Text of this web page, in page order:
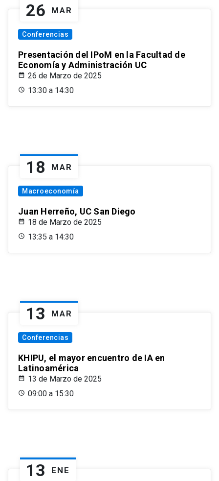
26 MAR
Conferencias
Presentación del IPoM en la Facultad de
Economía y Administración UC
26 de Marzo de 2025
13:30 a 14:30
18 MAR
Macroeconomía
Juan Herreño, UC San Diego
18 de Marzo de 2025
13:35 a 14:30
13 MAR
Conferencias
KHIPU, el mayor encuentro de IA en
Latinoamérica
13 de Marzo de 2025
09:00 a 15:30
13 ENE